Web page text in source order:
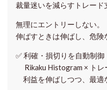
裁量迷いを減らすトレード
無理にエントリーしない。
伸ばすときは伸ばし、危険
✅利確・損切りを自動制御
Rikaku Histogram × トレ
利益を伸ばしつつ、最適